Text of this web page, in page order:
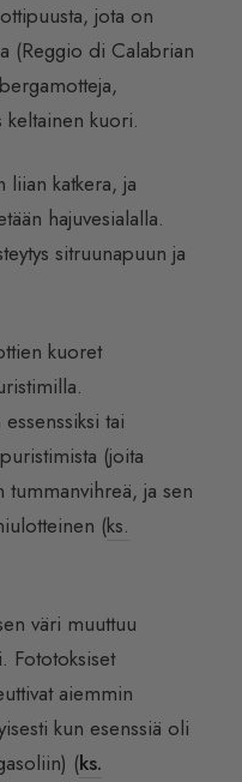
jota on
(Reggio di Calabrian
kuori.
liian katkera, ja
hajuvesialalla.
sitruunapuun ja
kuoret
tai
(joita
tummanvihreä, ja sen
(ks.
väri muuttuu
Fototoksiset
aiemmin
kun esenssiä oli
(ks.